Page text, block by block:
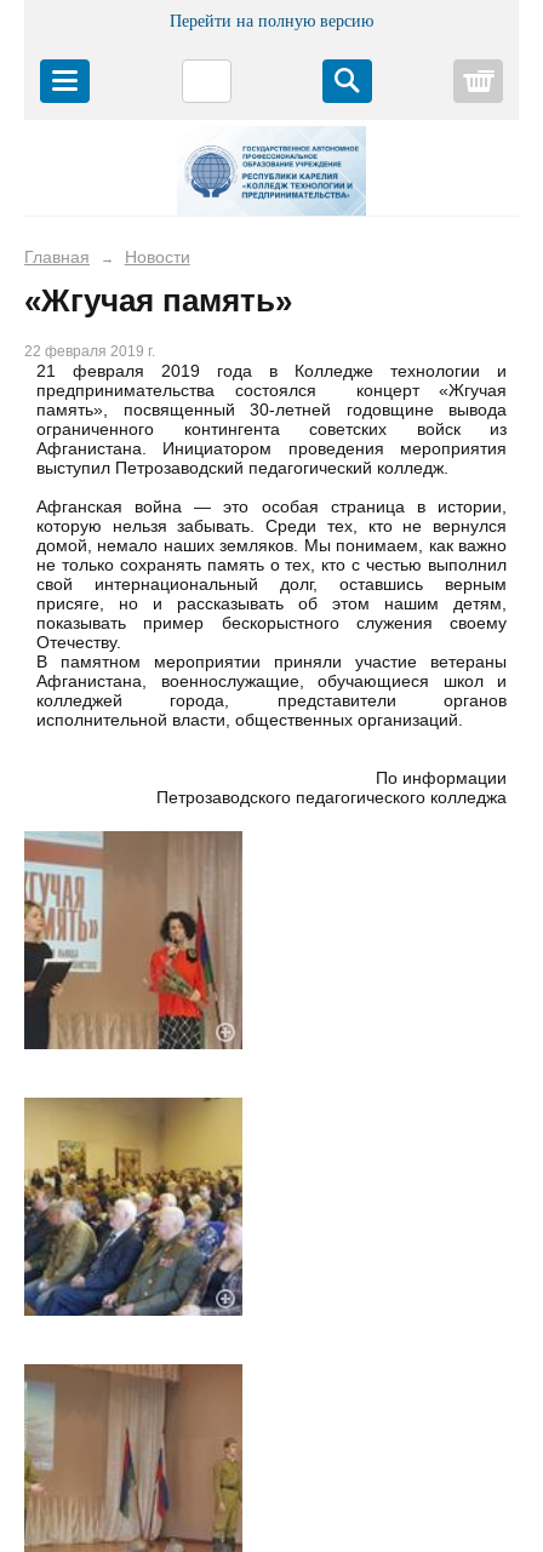
Перейти на полную версию
Главная → Новости
«Жгучая память»
22 февраля 2019 г.
21 февраля 2019 года в Колледже технологии и
предпринимательства состоялся концерт «Жгучая
память», посвященный 30-летней годовщине вывода
ограниченного контингента советских войск из
Афганистана. Инициатором проведения мероприятия
выступил Петрозаводский педагогический колледж.
Афганская война — это особая страница в истории,
которую нельзя забывать. Среди тех, кто не вернулся
домой, немало наших земляков. Мы понимаем, как важно
не только сохранять память о тех, кто с честью выполнил
свой интернациональный долг, оставшись верным
присяге, но и рассказывать об этом нашим детям,
показывать пример бескорыстного служения своему
Отечеству.
В памятном мероприятии приняли участие ветераны
Афганистана, военнослужащие, обучающиеся школ и
колледжей города, представители органов
исполнительной власти, общественных организаций.
По информации
Петрозаводского педагогического колледжа